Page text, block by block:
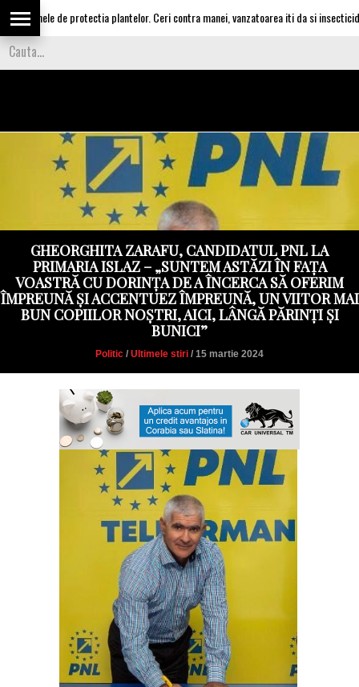
de protectia plantelor. Ceri contra manei, vanzatoarea iti da si insecticid,
GHEORGHITA ZARAFU, CANDIDATUL PNL LA
PRIMARIA ISLAZ – „SUNTEM ASTĂZI ÎN FAȚA
VOASTRĂ CU DORINȚA DE A ÎNCERCA SĂ OFERIM
ÎMPREUNĂ ȘI ACCENTUEZ ÎMPREUNĂ, UN VIITOR MAI
BUN COPIILOR NOȘTRI, AICI, LÂNGĂ PĂRINȚI ȘI
BUNICI”
Politic / Ultimele stiri / 15 martie 2024